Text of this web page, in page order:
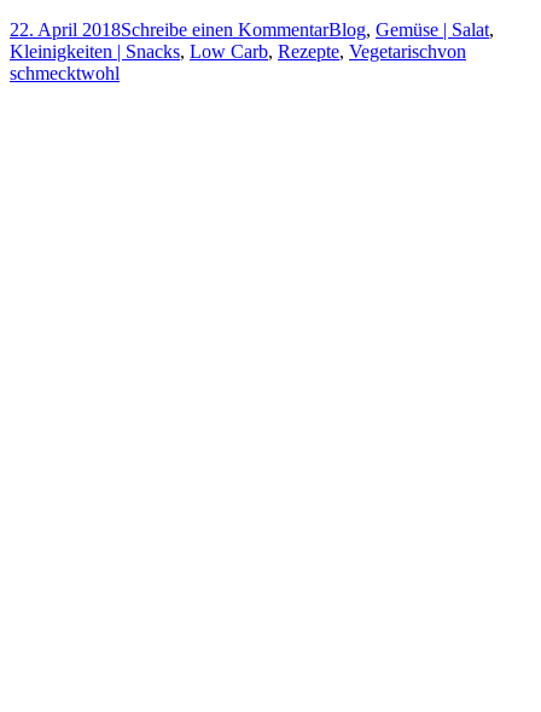
22. April 2018Schreibe einen KommentarBlog, Gemüse | Salat,
Kleinigkeiten | Snacks, Low Carb, Rezepte, Vegetarischvon
schmecktwohl